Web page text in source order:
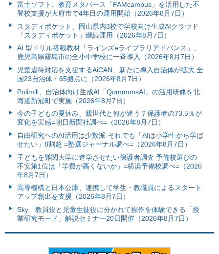
富⼠ソフト、教育メタバース「FAMcampus」を活用した不
登校支援が大府市で4年目の運用開始（2026年8月7日）
スタディポケット、岡山県内3校で学校向け生成AIクラウド
「スタディポケット」継続運用（2026年8月7日）
AI 型ドリル搭載教材「ラインズeライブラリアドバンス」、
鹿児島県霧島市の全小中学校に一斉導入（2026年8月7日）
児童虐待対応を支援するAiCAN、新たに導入自治体が拡大 全
国23自治体・65拠点に（2026年8月7日）
Polimill、自治体向け生成AI「QommonsAI」の活用研修を北
海道新冠町で実施（2026年8月7日）
今の子どもの夏休み、親世代と何が違う？保護者の73.5％が
変化を実感=朝日新聞社調べ=（2026年8月7日）
自由研究へのAI活用は少数派-それでも「AIは小学生から学ば
せたい」8割超 =塾選ジャーナル調べ=（2026年8月7日）
子どもを難関大学に進学させたい保護者調査 予備校選びの
不安第1位は「学費が高くないか」=横浜予備校調べ=（2026
年8月7日）
高専機構と日本公庫、連携して学生・教職員によるスタート
アップ創出を支援（2026年8月7日）
Sky、教員役と児童生徒役に分かれて操作を体験できる「授
業研究モード」解説セミナー20日開催（2026年8月7日）